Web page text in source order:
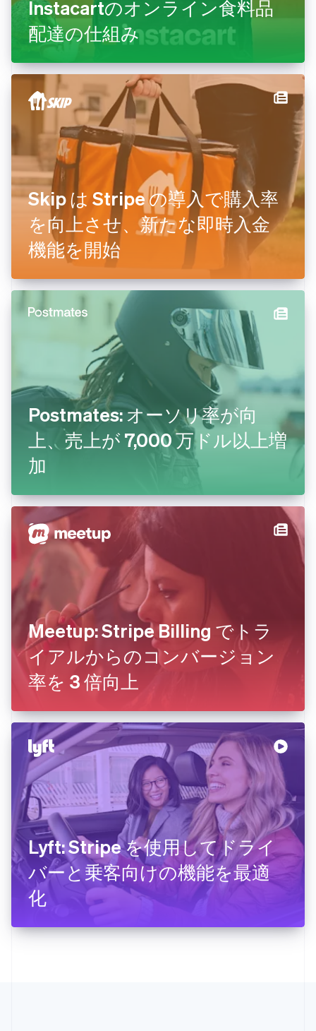
Instacartのオンライン食料品
配達の仕組み
Skip は Stripe の導入で購入率
を向上させ、新たな即時入金
機能を開始
Postmates: オーソリ率が向
上、売上が 7,000 万ドル以上増
加
Meetup: Stripe Billing でトラ
イアルからのコンバージョン
率を 3 倍向上
Lyft: Stripe を使用してドライ
バーと乗客向けの機能を最適
化